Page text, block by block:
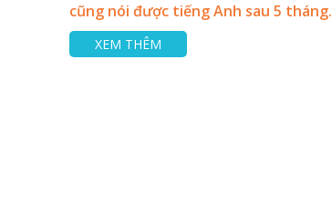
cũng nói được tiếng Anh sau 5 tháng.
XEM THÊM